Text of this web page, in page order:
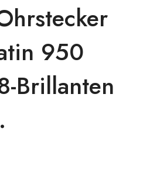
950
Brillanten